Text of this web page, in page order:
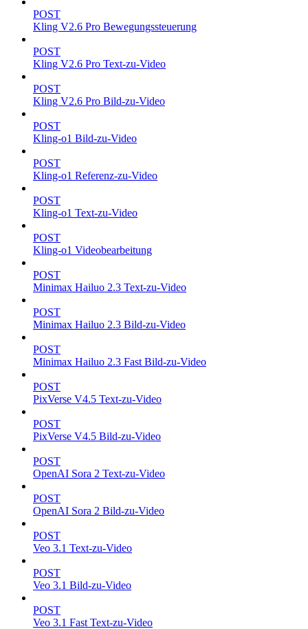
POST
Kling V2.6 Pro Bewegungssteuerung
POST
Kling V2.6 Pro Text-zu-Video
POST
Kling V2.6 Pro Bild-zu-Video
POST
Kling-o1 Bild-zu-Video
POST
Kling-o1 Referenz-zu-Video
POST
Kling-o1 Text-zu-Video
POST
Kling-o1 Videobearbeitung
POST
Minimax Hailuo 2.3 Text-zu-Video
POST
Minimax Hailuo 2.3 Bild-zu-Video
POST
Minimax Hailuo 2.3 Fast Bild-zu-Video
POST
PixVerse V4.5 Text-zu-Video
POST
PixVerse V4.5 Bild-zu-Video
POST
OpenAI Sora 2 Text-zu-Video
POST
OpenAI Sora 2 Bild-zu-Video
POST
Veo 3.1 Text-zu-Video
POST
Veo 3.1 Bild-zu-Video
POST
Veo 3.1 Fast Text-zu-Video